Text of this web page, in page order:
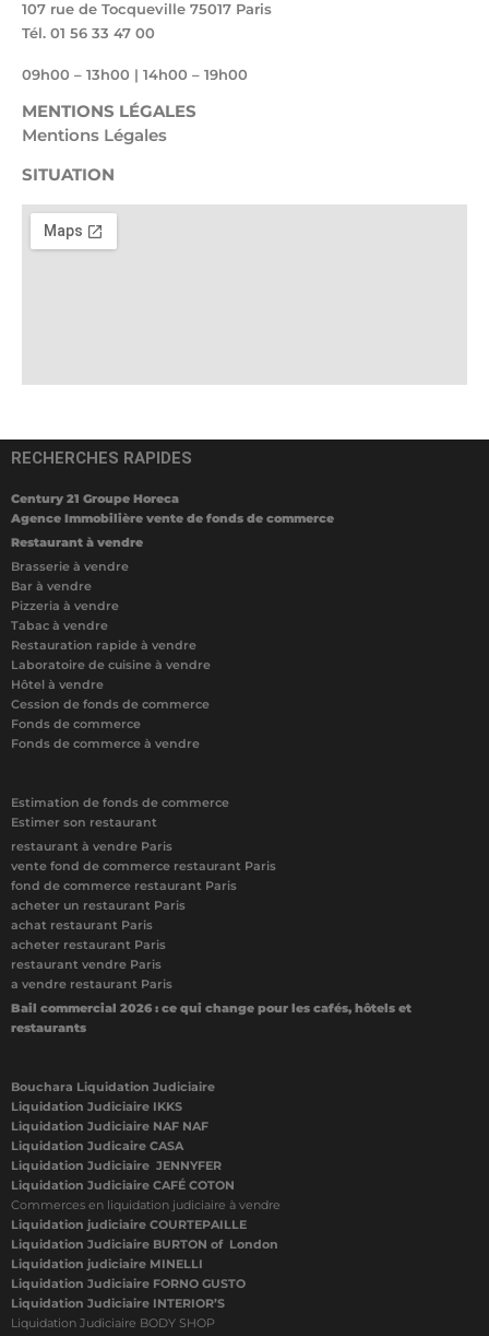
107 rue de Tocqueville 75017 Paris
Tél. 01 56 33 47 00
09h00 – 13h00 | 14h00 – 19h00
MENTIONS LÉGALES
Mentions Légales
SITUATION
RECHERCHES RAPIDES
Century 21 Groupe Horeca
Agence Immobilière vente de fonds de commerce
Restaurant à vendre
Brasserie à vendre
Bar à vendre
Pizzeria à vendre
Tabac à vendre
Restauration rapide à vendre
Laboratoire de cuisine à vendre
Hôtel à vendre
Cession de fonds de commerce
Fonds de commerce
Fonds de commerce à vendre
Estimation de fonds de commerce
Estimer son restaurant
restaurant à vendre Paris
vente fond de commerce restaurant Paris
fond de commerce restaurant Paris
acheter un restaurant Paris
achat restaurant Paris
acheter restaurant Paris
restaurant vendre Paris
a vendre restaurant Paris
Bail commercial 2026 : ce qui change pour les cafés, hôtels et
restaurants
Bouchara Liquidation Judiciaire
Liquidation Judiciaire IKKS
Liquidation Judiciaire NAF NAF
Liquidation Judicaire CASA
Liquidation Judiciaire JENNYFER
Liquidation Judiciaire CAFÉ COTON
Commerces en liquidation judiciaire à vendre
Liquidation judiciaire COURTEPAILLE
Liquidation Judiciaire BURTON of London
Liquidation judiciaire MINELLI
Liquidation Judiciaire FORNO GUSTO
Liquidation Judiciaire INTERIOR’S
Liquidation Judiciaire BODY SHOP